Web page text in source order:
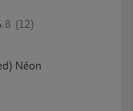
(12)
Néon